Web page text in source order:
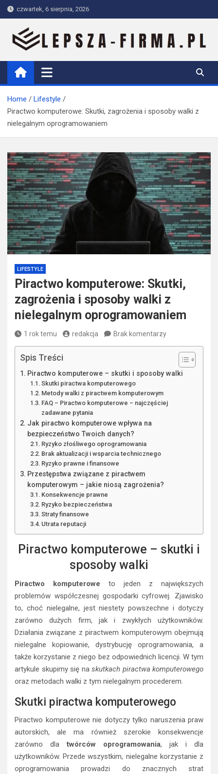
Skip
to
content
czwartek, 6 sierpnia, 2026
Lepsza-firma.pl
Home
Lifestyle
Piractwo komputerowe: Skutki, zagrożenia i sposoby walki z
nielegalnym oprogramowaniem
LIFESTYLE
Piractwo komputerowe: Skutki,
zagrożenia i sposoby walki z
nielegalnym oprogramowaniem
1 rok temu redakcja Brak komentarzy
Spis Treści
Piractwo komputerowe – skutki i sposoby walki
Skutki piractwa komputerowego
Metody walki z piractwem komputerowym
FAQ – Piractwo komputerowe – najczęściej
zadawane pytania
Jak piractwo komputerowe wpływa na
bezpieczeństwo Twoich danych?
Ryzyko złośliwego oprogramowania
Brak aktualizacji i wsparcia technicznego
Ryzyko prawne i finansowe
Przestępstwa związane z piractwem
komputerowym – jakie niosą zagrożenia?
Konsekwencje prawne
Ryzyko bezpieczeństwa
Straty finansowe
Utrata reputacji
Piractwo komputerowe – skutki i
sposoby walki
Piractwo komputerowe to jeden z największych
problemów współczesnej gospodarki cyfrowej. Zjawisko
to, choć nielegalne, jest niestety powszechne i dotyczy
zarówno dużych firm, jak i zwykłych użytkowników.
Działania związane z piractwem komputerowym obejmują
nielegalne kopiowanie, dystrybucję oprogramowania, a
także korzystanie z niego bez odpowiednich licencji. W tym
artykule skupimy się na skutkach piractwa komputerowego
oraz metodach walki z tym nielegalnym procederem.
Skutki piractwa komputerowego
Piractwo komputerowe nie dotyczy tylko naruszenia praw
autorskich, ale ma również szerokie konsekwencje
zarówno dlatwórców oprogramowania, jak i dla
użytkowników. Przede wszystkim, nielegalne korzystanie z
oprogramowania prowadzi do znacznych strat